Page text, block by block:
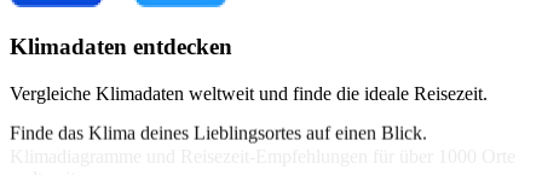
Klimadaten entdecken
Vergleiche Klimadaten weltweit und finde die ideale Reisezeit.
Klimadiagramme und Reisezeit-Empfehlungen für über 1000 Orte